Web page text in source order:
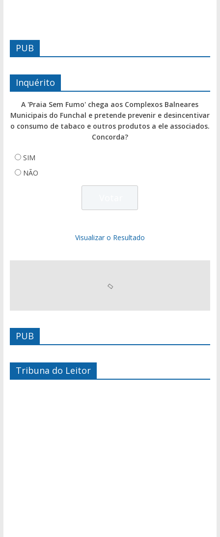
PUB
Inquérito
A 'Praia Sem Fumo' chega aos Complexos Balneares
Municipais do Funchal e pretende prevenir e desincentivar
o consumo de tabaco e outros produtos a ele associados.
Concorda?
SIM
NÃO
Visualizar o Resultado
PUB
Tribuna do Leitor